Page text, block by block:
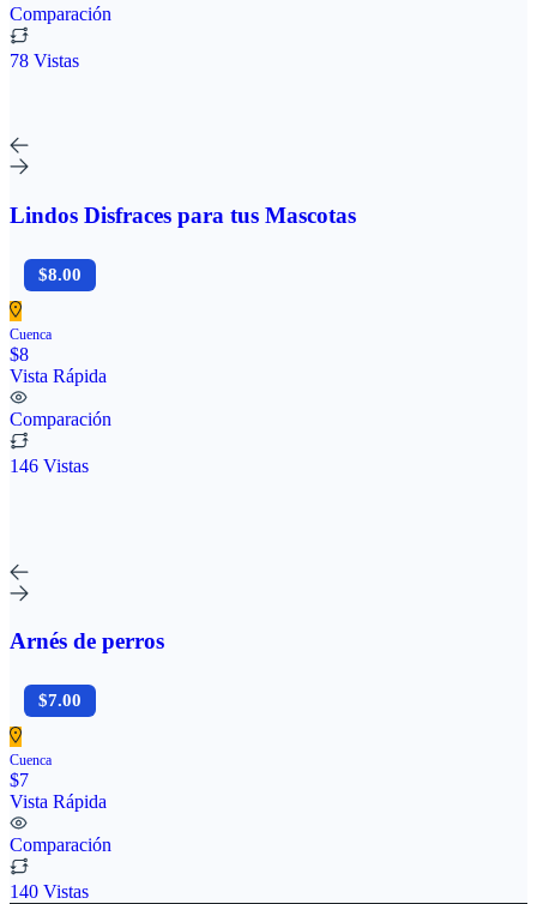
Comparación
78 Vistas
Lindos Disfraces para tus Mascotas
$8.00
Cuenca
$8
Vista Rápida
Comparación
146 Vistas
Arnés de perros
$7.00
Cuenca
$7
Vista Rápida
Comparación
140 Vistas